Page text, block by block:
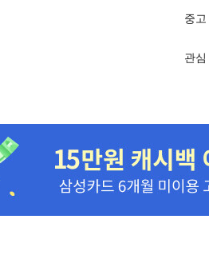
중고
관